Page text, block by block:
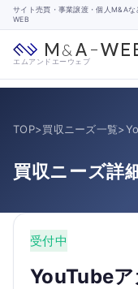
サイト売買・事業譲渡・個人M&A
WEB
エムアンドエーウェブ
TOP>買収ニーズ一覧>
買収ニーズ詳
受付中
YouTube